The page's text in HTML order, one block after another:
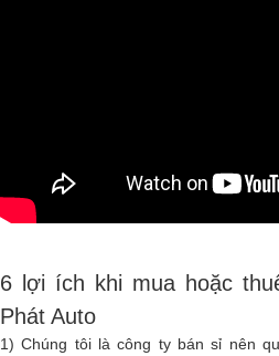
6 lợi ích khi mua hoặc
Phát Auto
1) Chúng tôi là công ty bán sỉ nên